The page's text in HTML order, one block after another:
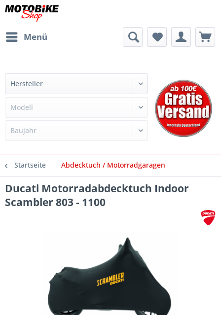
Menü
Startseite Abdecktuch / Motorradgaragen
Ducati Motorradabdecktuch Indoor
Scambler 803 - 1100